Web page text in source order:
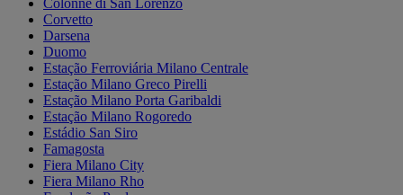
Colonne di San Lorenzo
Corvetto
Darsena
Duomo
Estação Ferroviária Milano Centrale
Estação Milano Greco Pirelli
Estação Milano Porta Garibaldi
Estação Milano Rogoredo
Estádio San Siro
Famagosta
Fiera Milano City
Fiera Milano Rho